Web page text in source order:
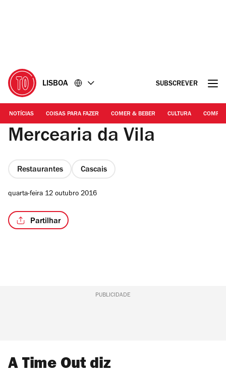
LISBOA SUBSCREVER
NOTÍCIAS COISAS PARA FAZER COMER & BEBER CULTURA
Mercearia da Vila
Restaurantes Cascais
quarta-feira 12 outubro 2016
Partilhar
PUBLICIDADE
A Time Out diz